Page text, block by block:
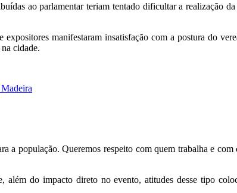
ao parlamentar teriam tentado dificultar a realização
manifestaram insatisfação com a postura do
cidade.
a população. Queremos respeito com quem trabalha e
do impacto direto no evento, atitudes desse tipo